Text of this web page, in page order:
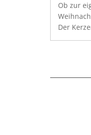
Ob zur
Der